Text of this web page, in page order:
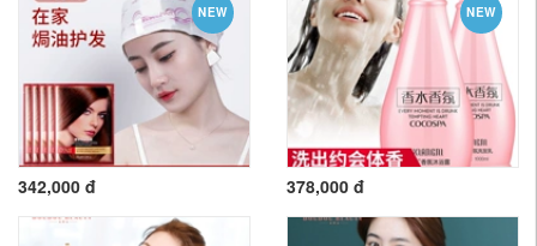
NEW
342,000 đ
NEW
378,000 đ